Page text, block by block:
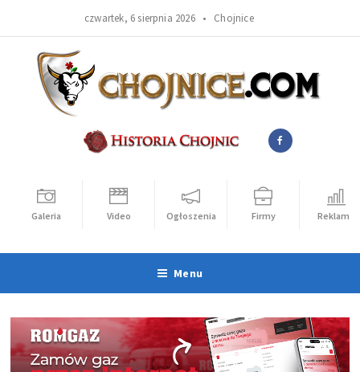
czwartek, 6 sierpnia 2026 • Chojnice
Galeria Video Ogłoszenia Firmy Reklama
Menu